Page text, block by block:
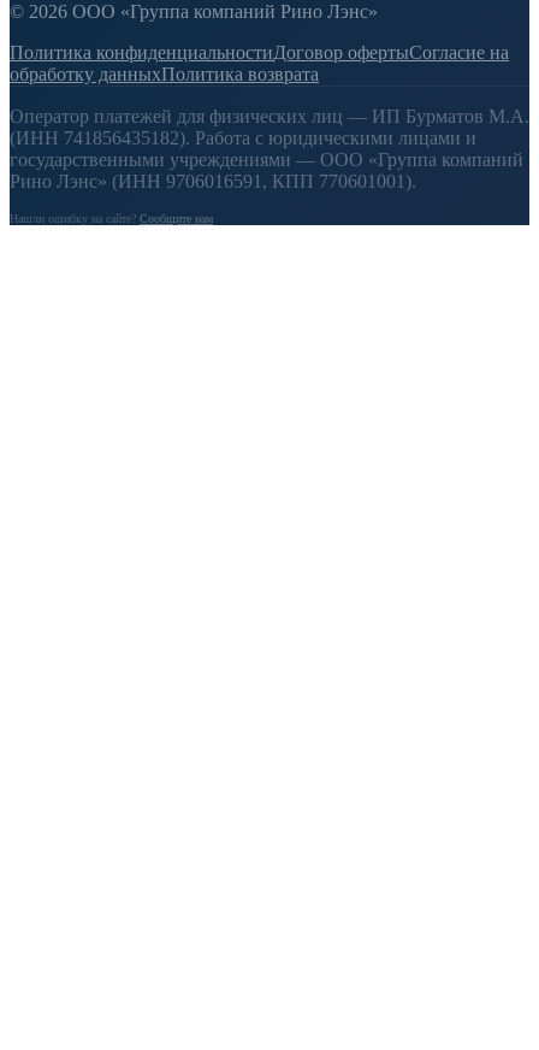
© 2026 ООО «Группа компаний Рино Лэнс»
Политика конфиденциальностиДоговор офертыСогласие на
обработку данныхПолитика возврата
Оператор платежей для физических лиц — ИП Бурматов М.А.
(ИНН 741856435182). Работа с юридическими лицами и
государственными учреждениями — ООО «Группа компаний
Рино Лэнс» (ИНН 9706016591, КПП 770601001).
Нашли ошибку на сайте? Сообщите нам